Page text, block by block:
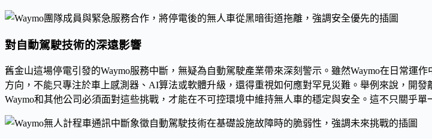
對自動駕駛技術的深遠影響
舊金山這場停電引發的Waymo服務中斷，無疑為自動駕駛產業帶來深刻警示。雖然Waymo在日常
方向，不能只專注於車上感測器、AI算法或軟體升級，還得重視如何應對罕見災難。舉例來說，開
Waymo和其他公司必須面對這些挑戰，才能在不可控環境中維持無人車的穩定與安全。這不只關乎